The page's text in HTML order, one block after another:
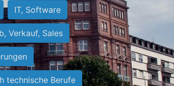
IT, Software
Verkauf, Sales
technische Berufe